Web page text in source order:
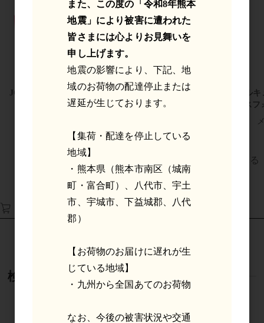
JCE-Pro
ﾎﾞﾙｷｭｱ ﾅﾁｭﾗﾙｼｬﾝﾌﾟｰ
希望小売価格 / 1点あたり税
ボル
イス
すべてのおすすめ商品を見る
カートは空です
検索
検索
また、この度の「令和8年熊本
地震」により被害に遭われた
皆さまには心よりお見舞いを
申し上げます。
地震の影響により、下記、地
域のお荷物の配達停止または
遅延が生じております。
【集荷・配達を停止している
地域】
・熊本県（熊本市南区（城南
町・富合町）、八代市、宇土
市、宇城市、下益城郡、八代
郡）
【お荷物のお届けに遅れが生
じている地域】
・九州から全国あてのお荷物
なお、今後の被害状況や交通